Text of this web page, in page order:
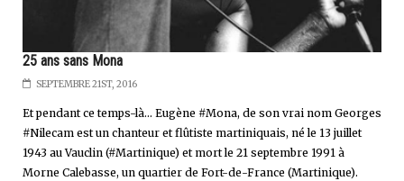
25 ans sans Mona
SEPTEMBRE 21ST, 2016
Et pendant ce temps-là... Eugène #Mona, de son vrai nom Georges
#Nilecam est un chanteur et flûtiste martiniquais, né le 13 juillet
1943 au Vauclin (#Martinique) et mort le 21 septembre 1991 à
Morne Calebasse, un quartier de Fort-de-France (Martinique).